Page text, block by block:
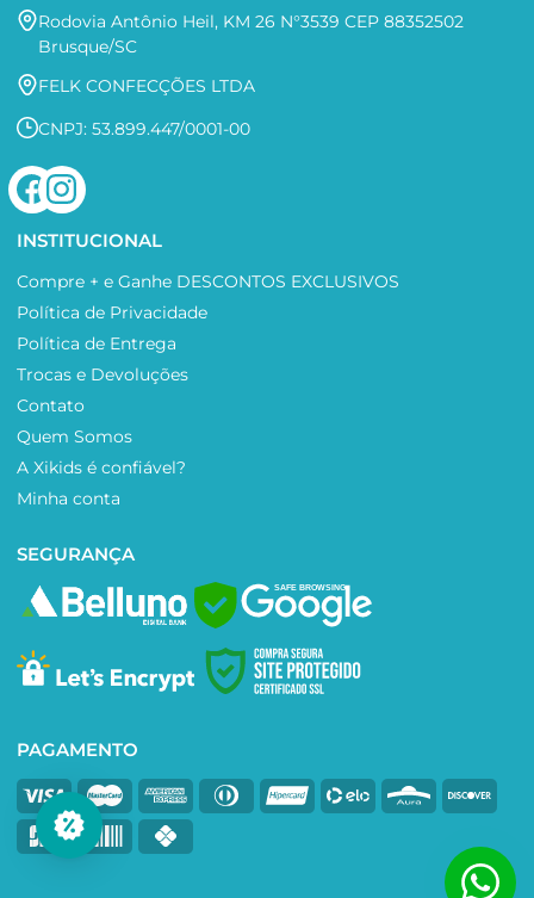
Rodovia Antônio Heil, KM 26 N°3539 CEP 88352502
Brusque/SC
FELK CONFECÇÕES LTDA
CNPJ: 53.899.447/0001-00
INSTITUCIONAL
Compre + e Ganhe DESCONTOS EXCLUSIVOS
Política de Privacidade
Política de Entrega
Trocas e Devoluções
Contato
Quem Somos
A Xikids é confiável?
Minha conta
SEGURANÇA
SAFE BROWSING
PAGAMENTO